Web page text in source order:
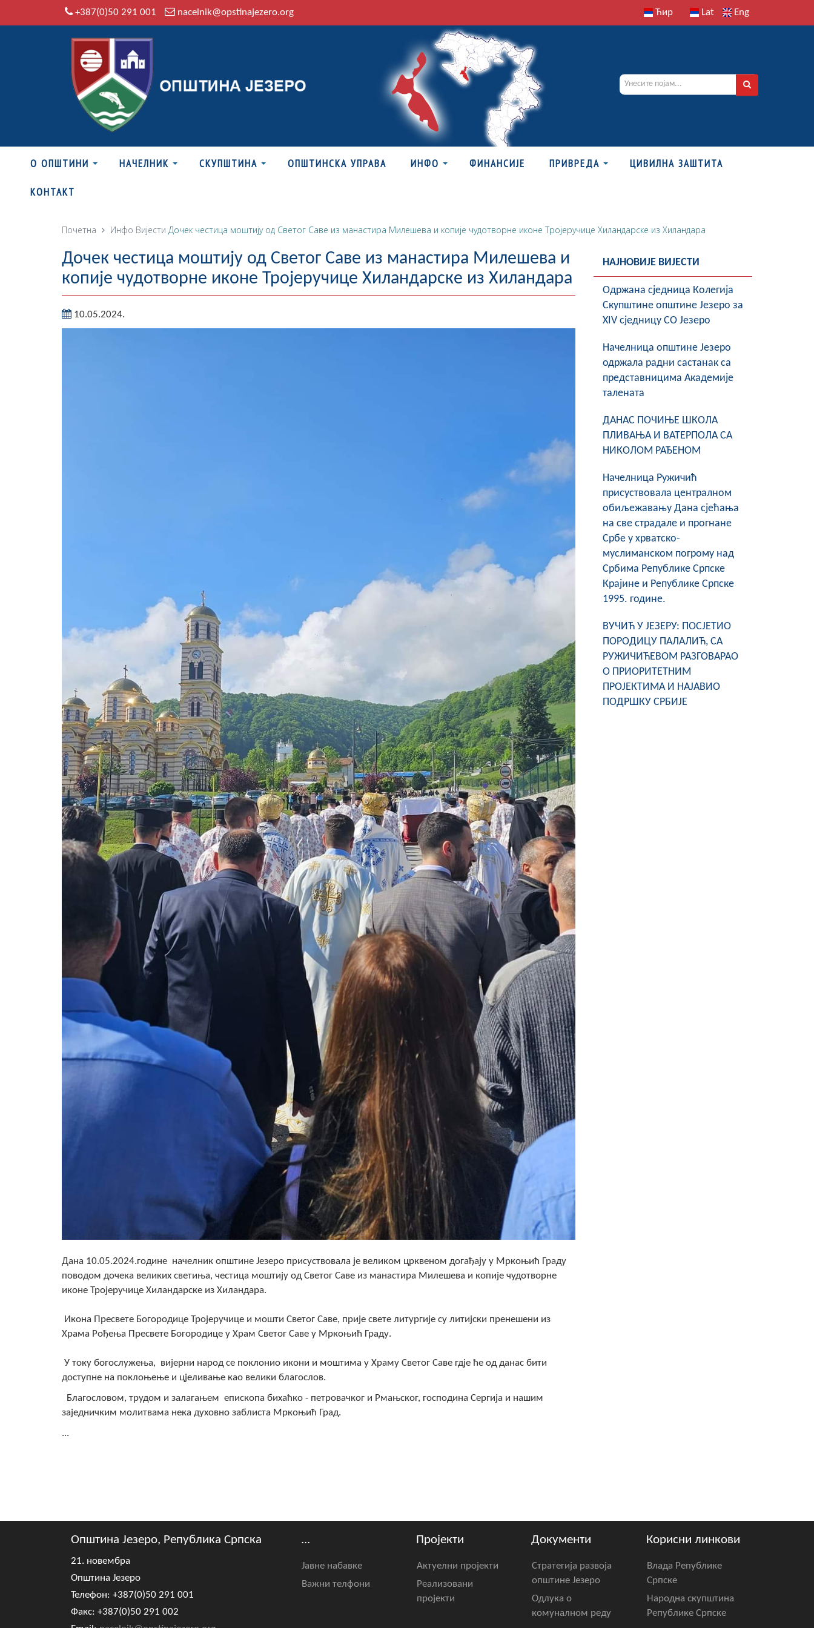
+387(0)50 291 001 nacelnik@opstinajezero.org Ћир Lat Eng
О ОПШТИНИ НАЧЕЛНИК СКУПШТИНА ОПШТИНСКА УПРАВА ИНФО ФИНАНСИЈЕ ПРИВРЕДА ЦИВИЛНА ЗАШТИТА
КОНТАКТ
Почетна Инфо Вијести Дочек честица моштију од Светог Саве из манастира Милешева и копије чудотворне иконе Тројеручице Хиландарске из Хиландара
Дочек честица моштију од Светог Саве из манастира Милешева и
копије чудотворне иконе Тројеручице Хиландарске из Хиландара
10.05.2024.
Дана 10.05.2024.године начелник општине Језеро присуствовала је великом црквеном догађају у Мркоњић Граду
поводом дочека великих светиња, честица моштију од Светог Саве из манастира Милешева и копије чудотворне
иконе Тројеручице Хиландарске из Хиландара.
Икона Пресвете Богородице Тројеручице и мошти Светог Саве, прије свете литургије су литијски пренешени из
Храма Рођења Пресвете Богородице у Храм Светог Саве у Мркоњић Граду.
У току богослужења, вијерни народ се поклонио икони и моштима у Храму Светог Саве гдје ће од данас бити
доступне на поклоњење и цјеливање као велики благослов.
Благословом, трудом и залагањем епископа бихаћко - петровачког и Рмањског, господина Сергија и нашим
заједничким молитвама нека духовно заблиста Мркоњић Град.
...
НАЈНОВИЈЕ ВИЈЕСТИ
Oдржана сједница Колегија
Скупштине општине Језеро за
XIV сједницу СО Језеро
Начелница општине Језеро
одржала радни састанак са
представницима Академије
талената
ДАНАС ПОЧИЊЕ ШКОЛА
ПЛИВАЊА И ВАТЕРПОЛА СА
НИКОЛОМ РАЂЕНОМ
Начелница Ружичић
присуствовала централном
обиљежавању Дана сјећања
на све страдале и прогнане
Србе у хрватско-
муслиманском погрому над
Србима Републике Српске
Крајине и Републике Српске
1995. године.
ВУЧИЋ У ЈЕЗЕРУ: ПОСЈЕТИО
ПОРОДИЦУ ПАЛАЛИЋ, СА
РУЖИЧИЋЕВОМ РАЗГОВАРАО
О ПРИОРИТЕТНИМ
ПРОЈЕКТИМА И НАЈАВИО
ПОДРШКУ СРБИЈЕ
Општина Језеро, Република Српска
21. новембра
Општина Језеро
Телефон: +387(0)50 291 001
Факс: +387(0)50 291 002
...
Јавне набавке
Важни телфони
Пројекти
Актуелни пројекти
Реализовани
пројекти
Документи
Стратегија развоја
општине Језеро
Одлука о
комуналном реду
Корисни линкови
Влада Републике
Српске
Народна скупштина
Републике Српске